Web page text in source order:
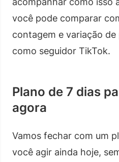
você pode comparar
contagem e variação
como seguidor TikTok.
Plano de 7 dias
agora
Vamos fechar com um
você agir ainda hoje,